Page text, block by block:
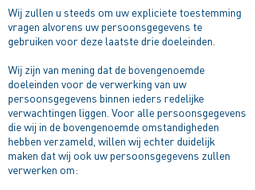
Wij zullen u steeds om uw expliciete toestemming
vragen alvorens uw persoonsgegevens te
gebruiken voor deze laatste drie doeleinden.
Wij zijn van mening dat de bovengenoemde
doeleinden voor de verwerking van uw
persoonsgegevens binnen ieders redelijke
verwachtingen liggen. Voor alle persoonsgegevens
die wij in de bovengenoemde omstandigheden
hebben verzameld, willen wij echter duidelijk
maken dat wij ook uw persoonsgegevens zullen
verwerken om: